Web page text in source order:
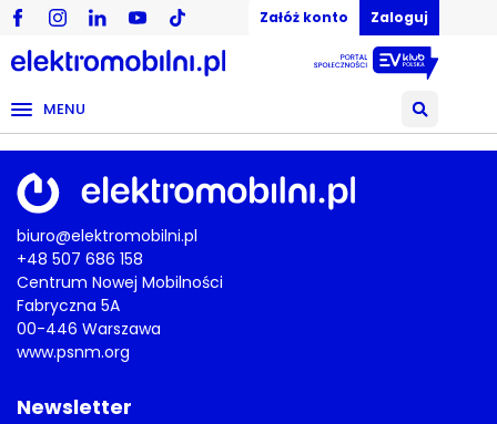
Załóż konto Zaloguj
MENU
biuro@elektromobilni.pl
+48 507 686 158
Centrum Nowej Mobilności
Fabryczna 5A
00-446 Warszawa
www.psnm.org
Newsletter